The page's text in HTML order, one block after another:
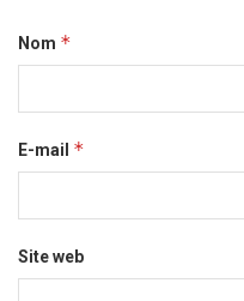
Nom *
E-mail *
Site web